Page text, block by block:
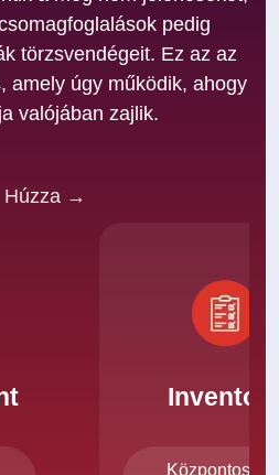
pedig
törzsvendégeit. Ez az az
amely úgy működik, ahogy
valójában zajlik.
→
Központosított